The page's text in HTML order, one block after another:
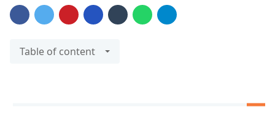
Table of content